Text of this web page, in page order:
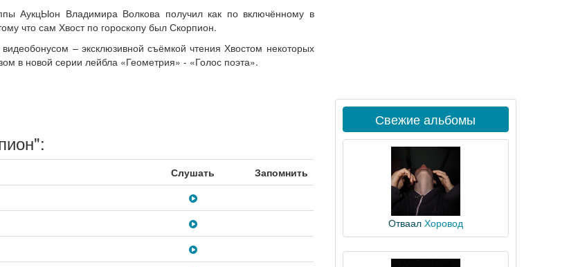
АукцЫон Владимира Волкова получил как по включённому в
что сам Хвост по гороскопу был Скорпион.
– эксклюзивной съёмкой чтения Хвостом некоторых
в новой серии лейбла «Геометрия» - «Голос поэта».
Слушать
Запомнить
Свежие альбомы
Отваал Хоровод